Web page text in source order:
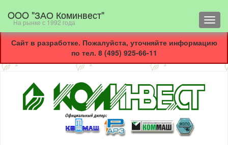
OOO "ЗАО Коминвест"
На рынке с 1992 года
Сайт в разработке. Пожалуйста, уточняйте информацию
по тел. 8 (495) 925-66-11